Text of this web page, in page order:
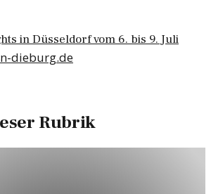
in Düsseldorf vom 6. bis 9. Juli
dieburg.de
Rubrik